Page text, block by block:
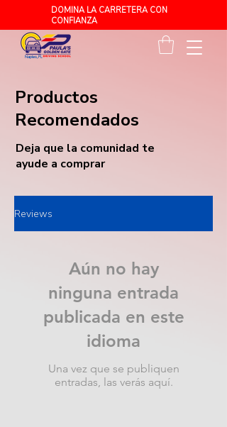
DOMINA LA CARRETERA CON
CONFIANZA
Naples, FL
Productos
Recomendados
Deja que la comunidad te
ayude a comprar
Reviews
Aún no hay
ninguna entrada
publicada en este
idioma
Una vez que se publiquen
entradas, las verás aquí.